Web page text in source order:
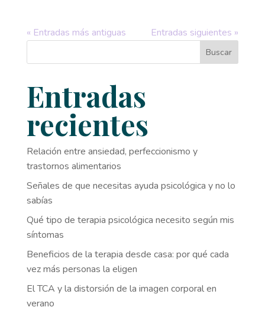
« Entradas más antiguas Entradas siguientes »
Buscar
Entradas
recientes
Relación entre ansiedad, perfeccionismo y
trastornos alimentarios
Señales de que necesitas ayuda psicológica y no lo
sabías
Qué tipo de terapia psicológica necesito según mis
síntomas
Beneficios de la terapia desde casa: por qué cada
vez más personas la eligen
El TCA y la distorsión de la imagen corporal en
verano